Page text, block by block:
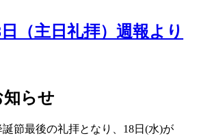
日（主日礼拝）週報より
らせ
誕節最後の礼拝となり、18日(水)が